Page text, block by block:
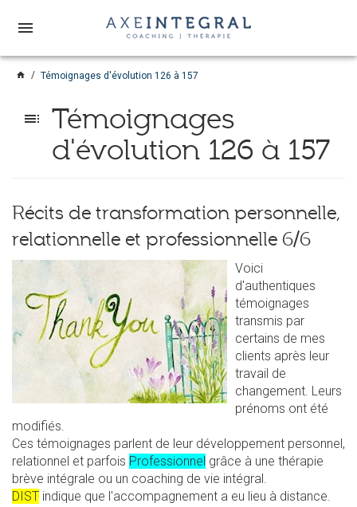
menu
home Témoignages d'évolution 126 à 157
toc
Témoignages
d'évolution 126 à 157
Récits de transformation personnelle,
relationnelle et professionnelle 6/6
Voici
d'authentiques
témoignages
transmis par
certains de mes
clients après leur
travail de
changement. Leurs
prénoms ont été
modifiés.
Ces témoignages parlent de leur développement personnel,
relationnel et parfois Professionnel grâce à une thérapie
brève intégrale ou un coaching de vie intégral.
DIST indique que l'accompagnement a eu lieu à distance.